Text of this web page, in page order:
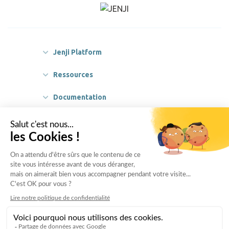
sécurité et automatisation. Afin de répondre à toutes les
questions que vous pourriez avoir, retrouvez notre webinar
Jenji Platform
Ressources
Documentation
Légal
A propos